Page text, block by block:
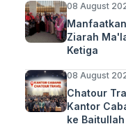
08 August
Ziarah
Ketiga
08 August
Chatour
Kantor
ke Baitullah